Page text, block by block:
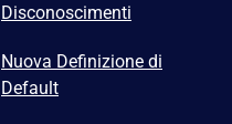
Disconoscimenti
Nuova Definizione di
Default